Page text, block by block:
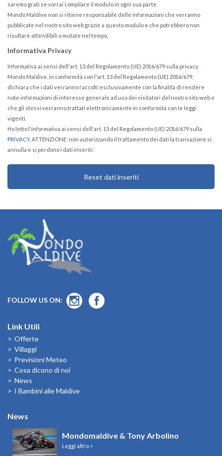
saremo grati se vorrai compilare il modulo in ogni sua parte.
Mondo Maldive non si ritiene responsabile delle informazioni che verranno
pubblicate nel nostro sito web grazie a questo modulo e che potrebbero non
risultare attendibili o mutate nel tempo.
Informativa Privacy
Informativa ai sensi dell'art. 13 del Regolamento (UE) 2016/679 sulla privacy.
Mondo Maldive, in conformità con l'art. 13 del Regolamento (UE) 2016/679,
dichiara che i dati verranno raccolti esclusivamente con la finalità di rendere
note informazioni di interesse generale ad uso dei visitatori del nostro sito web e
che gli stessi verranno trattati elettronicamente in conformità con le leggi
vigenti.
Ho letto l'informativa ai sensi dell'art. 13 del Regolamento (UE) 2016/679 sulla
PRIVACY. ATTENZIONE: non autorizzando il trattamento dei dati la transazione si
annulla e si perdono i dati inseriti.
FOLLOW US ON:
Link Utili
Offerte
Villaggi
Previsioni Meteo
Cosa dicono di noi
News
I Bambini alle Maldive
News
Mondomaldive & Tony Arbolino
Leggi altro >